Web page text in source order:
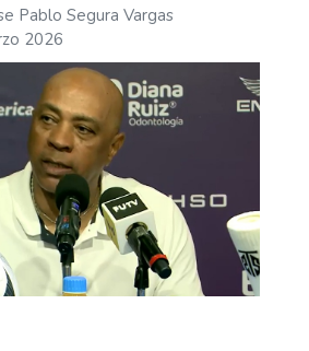
Pablo Segura Vargas
2026